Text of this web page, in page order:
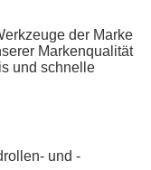
der Marke
Markenqualität
und schnelle
und -